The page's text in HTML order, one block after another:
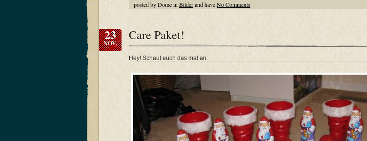
posted by Dome in Bilderand haveNo Comments
23
NOV.
Care Paket!
Hey! Schaut euch das mal an: